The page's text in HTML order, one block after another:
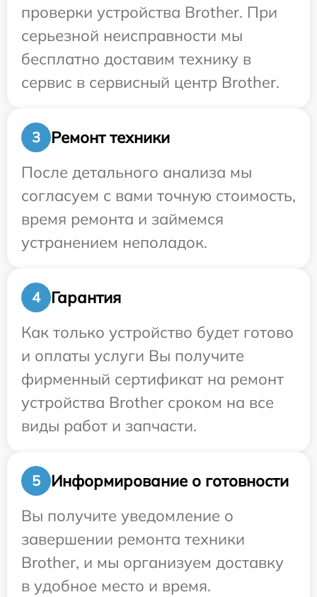
проверки устройства Brother. При
серьезной неисправности мы
бесплатно доставим технику в
сервис в сервисный центр Brother.
3
Ремонт техники
После детального анализа мы
согласуем с вами точную стоимость,
время ремонта и займемся
устранением неполадок.
4
Гарантия
Как только устройство будет готово
и оплаты услуги Вы получите
фирменный сертификат на ремонт
устройства Brother сроком на все
виды работ и запчасти.
5
Информирование о готовности
Вы получите уведомление о
завершении ремонта техники
Brother, и мы организуем доставку
в удобное место и время.